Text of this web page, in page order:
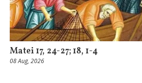
Matei 17, 24-27; 18, 1-4
08 Aug, 2026